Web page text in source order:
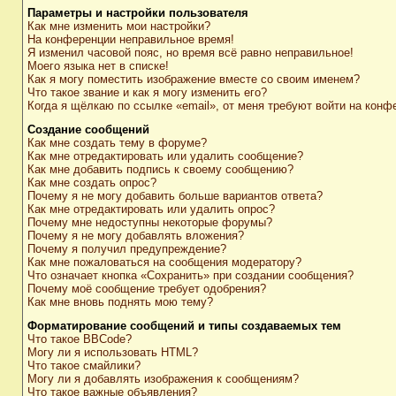
Параметры и настройки пользователя
Как мне изменить мои настройки?
На конференции неправильное время!
Я изменил часовой пояс, но время всё равно неправильное!
Моего языка нет в списке!
Как я могу поместить изображение вместе со своим именем?
Что такое звание и как я могу изменить его?
Когда я щёлкаю по ссылке «email», от меня требуют войти на
Создание сообщений
Как мне создать тему в форуме?
Как мне отредактировать или удалить сообщение?
Как мне добавить подпись к своему сообщению?
Как мне создать опрос?
Почему я не могу добавить больше вариантов ответа?
Как мне отредактировать или удалить опрос?
Почему мне недоступны некоторые форумы?
Почему я не могу добавлять вложения?
Почему я получил предупреждение?
Как мне пожаловаться на сообщения модератору?
Что означает кнопка «Сохранить» при создании сообщения?
Почему моё сообщение требует одобрения?
Как мне вновь поднять мою тему?
Форматирование сообщений и типы создаваемых тем
Что такое BBCode?
Могу ли я использовать HTML?
Что такое смайлики?
Могу ли я добавлять изображения к сообщениям?
Что такое важные объявления?